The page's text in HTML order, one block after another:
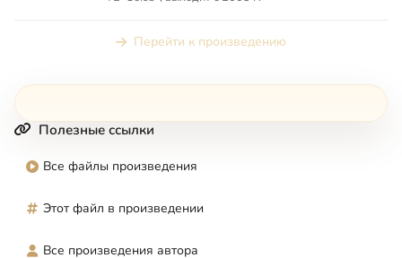
Перейти к произведению
Полезные ссылки
Все файлы произведения
Этот файл в произведении
Все произведения автора